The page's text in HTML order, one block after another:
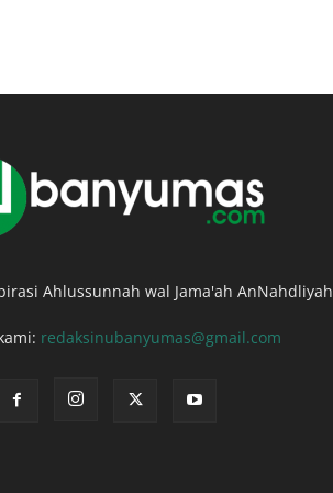
Ahlussunnah wal Jama'ah AnNahdliyah
redaksinubanyumas@gmail.com